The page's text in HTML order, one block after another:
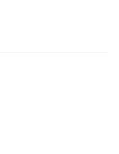
в Google news
в Viber
в LinkedIn